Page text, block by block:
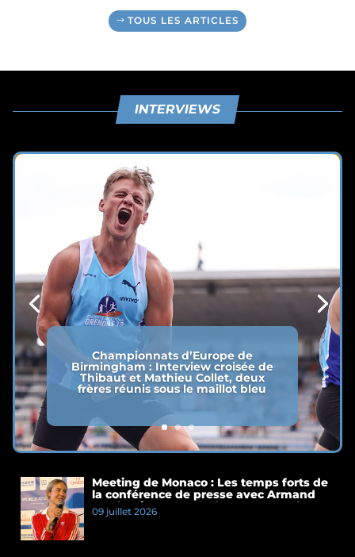
TOUS LES ARTICLES
INTERVIEWS
Championnats d’Europe de
Birmingham : Interview croisée de
Thibaut et Mathieu Collet, deux
frères réunis sous le maillot bleu
Meeting de Monaco : Les temps forts de
la conférence de presse avec Armand
Duplantis et Cassandre Beaugrand
09 juillet 2026